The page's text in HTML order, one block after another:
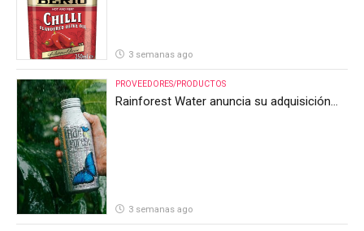
3 semanas ago
PROVEEDORES/PRODUCTOS
Rainforest Water anuncia su adquisición
3 semanas ago